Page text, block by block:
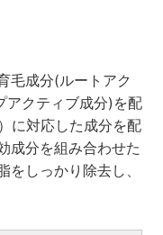
毛成分(ルートアク
アクティブ成分)を配
に対応した成分を配
成分を組み合わせた
しっかり除去し、